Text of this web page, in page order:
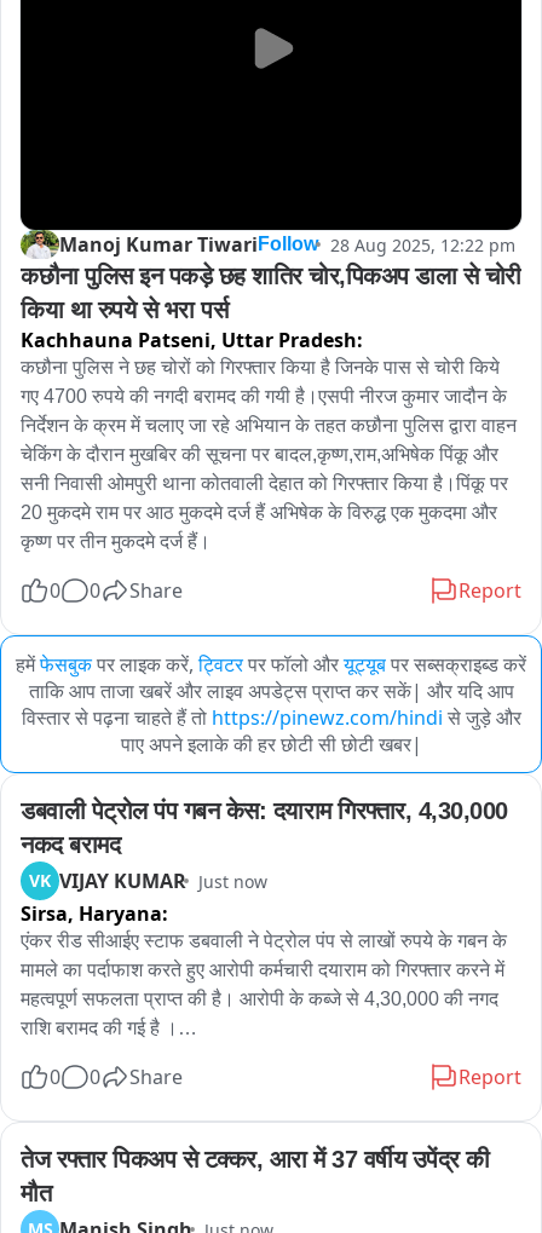
Manoj Kumar Tiwari Follow 28 Aug 2025, 12:22 pm
कछौना पुलिस इन पकड़े छह शातिर चोर,पिकअप डाला से चोरी
किया था रुपये से भरा पर्स
Kachhauna Patseni, Uttar Pradesh:
कछौना पुलिस ने छह चोरों को गिरफ्तार किया है जिनके पास से चोरी किये
गए 4700 रुपये की नगदी बरामद की गयी है।एसपी नीरज कुमार जादौन के
निर्देशन के क्रम में चलाए जा रहे अभियान के तहत कछौना पुलिस द्वारा वाहन
चेकिंग के दौरान मुखबिर की सूचना पर बादल,कृष्ण,राम,अभिषेक पिंकू और
सनी निवासी ओमपुरी थाना कोतवाली देहात को गिरफ्तार किया है।पिंकू पर
20 मुकदमे राम पर आठ मुकदमे दर्ज हैं अभिषेक के विरुद्ध एक मुकदमा और
कृष्ण पर तीन मुकदमे दर्ज हैं।
0 0 Share Report
हमेंफेसबुकपर लाइक करें, ट्विटरपर फॉलो औरयूट्यूबपर सब्सक्राइब्ड करें
ताकि आप ताजा खबरें और लाइव अपडेट्स प्राप्त कर सकें| और यदि आप
विस्तार से पढ़ना चाहते हैं तो https://pinewz.com/hindi से जुड़े और
पाए अपने इलाके की हर छोटी सी छोटी खबर|
डबवाली पेट्रोल पंप गबन केस: दयाराम गिरफ्तार, 4,30,000
नकद बरामद
VK VIJAY KUMAR Just now
Sirsa, Haryana:
एंकर रीड सीआईए स्टाफ डबवाली ने पेट्रोल पंप से लाखों रुपये के गबन के
मामले का पर्दाफाश करते हुए आरोपी कर्मचारी दयाराम को गिरफ्तार करने में
महत्वपूर्ण सफलता प्राप्त की है। आरोपी के कब्जे से 4,30,000 की नगद
राशि बरामद की गई है ।
डबवाली स्थित एक पेट्रोल पंप पर कर्मचारी के रूप में कार्यरत था । जो
उसे अपने कृत्य के उजागर होने की आशंका हुई तो उसने कानून से बचने के
लिए एक सुनियोजित साजिश रची。
आरोपी 07.07.2026 को अपनी छोटी बच्ची को साथ लेकर गांव अबूबशहर
0 0 Share Report
तेज रफ्तार पिकअप से टक्कर, आरा में 37 वर्षीय उपेंद्र की
मौत